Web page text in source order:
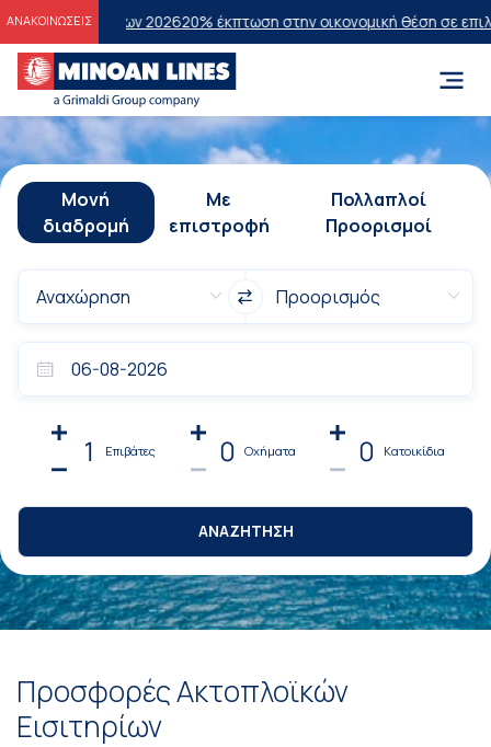
ΑΝΑΚΟΙΝΩΣΕΙΣ
202620% έκπτωση στην οικονομική θέση σε επιλεγμένα
Μονή
διαδρομή
Με
επιστροφή
Πολλαπλοί
Προορισμοί
1 Επιβάτες 0 Οχήματα 0 Κατοικίδια
ΑΝΑΖΗΤΗΣΗ
Προσφορές Ακτοπλοϊκών
Εισιτηρίων